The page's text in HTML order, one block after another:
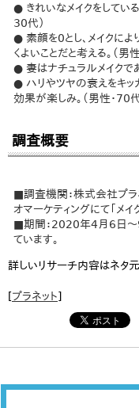
● きれいなメイクをしている
30代）
● 素顔を0とし、メイクに
くよいことだと考える。（男
● 妻はナチュラルメイクで
● ハリやツヤの衰えをキッ
効果が楽しみ。（男性・70
調査概要
■調査機関：株式会社プラ
オマーケティングにて「メ
■期間：2020年4月6日～
ています。
詳しいリサーチ内容はネタ
[プラネット]